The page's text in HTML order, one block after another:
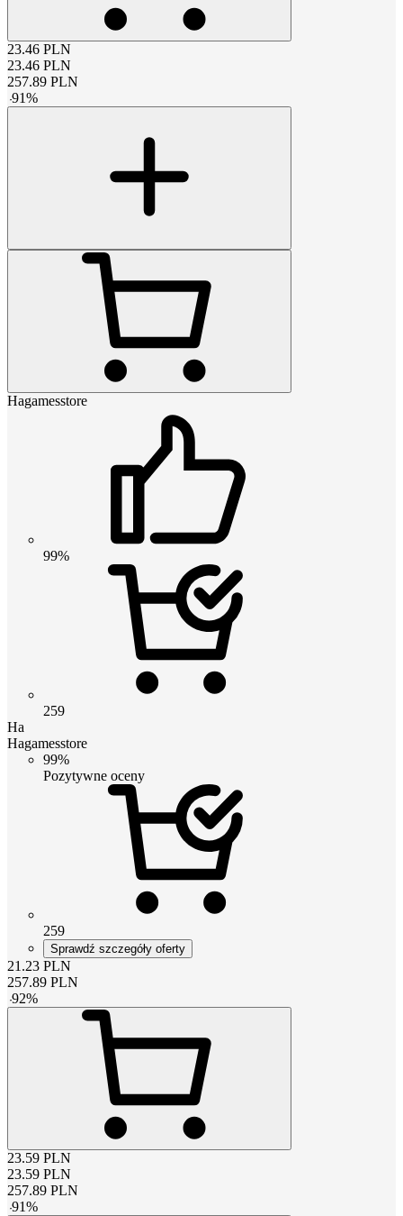
23.46 PLN
23.46 PLN
257.89 PLN
-91%
Hagamesstore
99%
259
Ha
Hagamesstore
99%
Pozytywne oceny
259
Sprawdź szczegóły oferty
21.23 PLN
257.89 PLN
-92%
23.59 PLN
23.59 PLN
257.89 PLN
-91%